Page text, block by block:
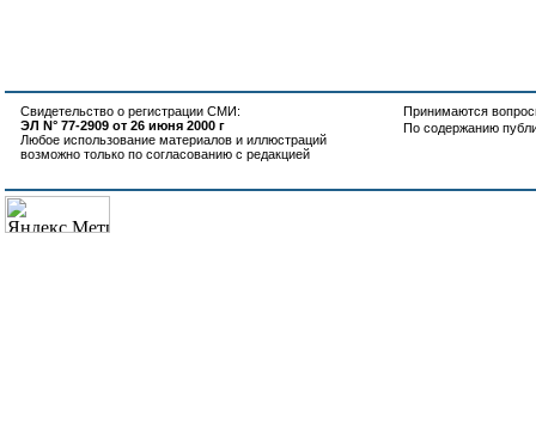
Свидетельство о регистрации СМИ:
ЭЛ N° 77-2909 от 26 июня 2000 г
Любое использование материалов и иллюстраций
возможно только по согласованию с редакцией
Принимаются
По содержанию